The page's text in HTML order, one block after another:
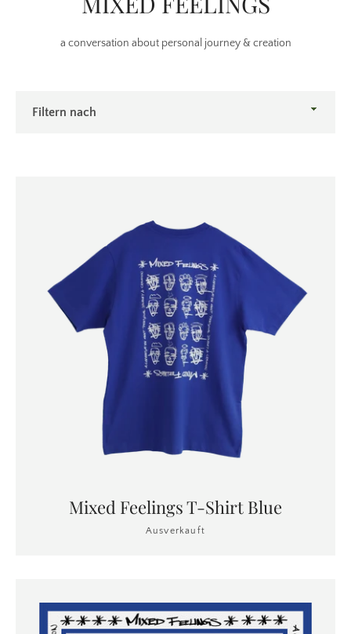
FacebookPinterestInstagram
a conversation about personal journey & creation
nach
Mixed Feelings T-Shirt Blue
Ausverkauft